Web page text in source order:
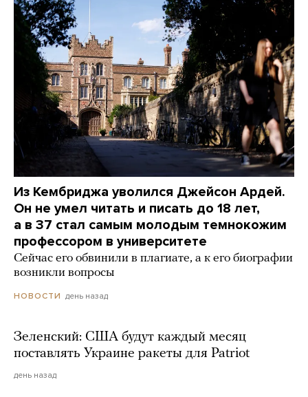
Из Кембриджа уволился Джейсон Ардей.
Он не умел читать и писать до 18 лет,
а в 37 стал самым молодым темнокожим
профессором в университете
Сейчас его обвинили в плагиате, а к его биографии
возникли вопросы
НОВОСТИ день назад
Зеленский: США будут каждый месяц
поставлять Украине ракеты для Patriot
день назад